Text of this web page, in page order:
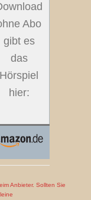
Abo
gibt es
das
Hörspiel
hier:
Anbieter. Sollten Sie